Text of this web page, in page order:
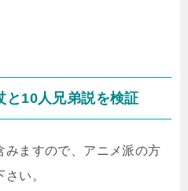
と10人兄弟説を検証
ますので、アニメ派の方
い。